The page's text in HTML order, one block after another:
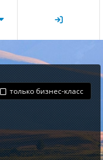
только бизнес-класс